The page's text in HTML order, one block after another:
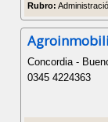
Rubro:
Concordia -
0345 4224363